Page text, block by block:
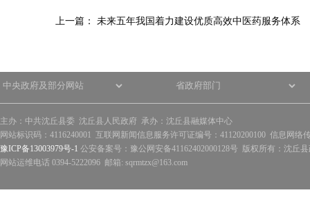
上一篇： 未来五年我国着力建设优质高效中医药服务体系
主办：中共沈丘县委 沈丘县人民政府 承办：沈丘县融媒体中心
网站标识码：4116240001 互联网新闻信息服务许可证编号：41120200100 信息网络
豫ICP备13003979号-1 公安备案号：豫公网安备41162402000128号 版权所有：沈丘
网站运维电话 0394-5222096 邮箱: sqrmtzx@163.com